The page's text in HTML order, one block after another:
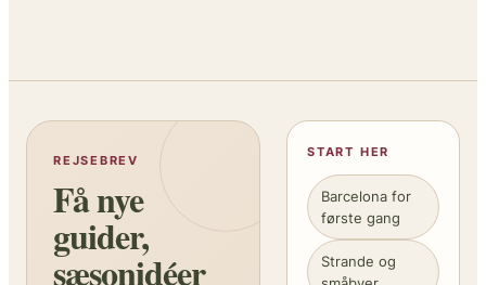
REJSEBREV
Få nye
guider,
sæsonidéer
START HER
Barcelona for
første gang
Strande og